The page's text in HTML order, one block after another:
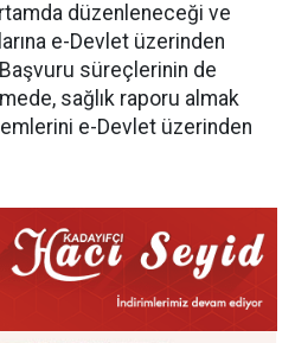
düzenleneceği ve
e-Devlet üzerinden
süreçlerinin de
sağlık raporu almak
e-Devlet üzerinden